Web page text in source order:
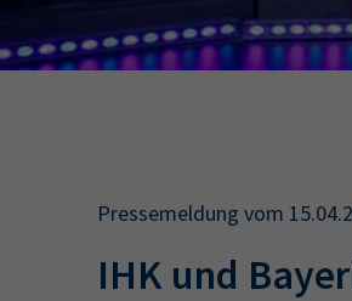
Pressemeldung vom
IHK und